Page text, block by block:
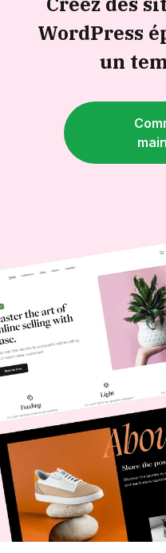
WordPress
un